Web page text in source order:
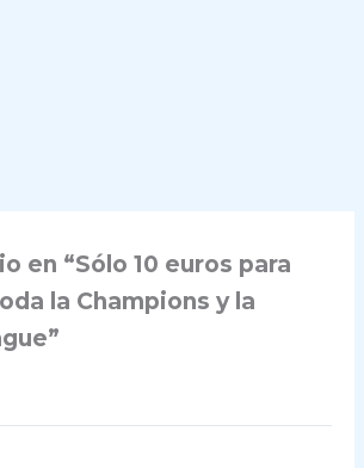
en “Sólo 10 euros para
la Champions y la